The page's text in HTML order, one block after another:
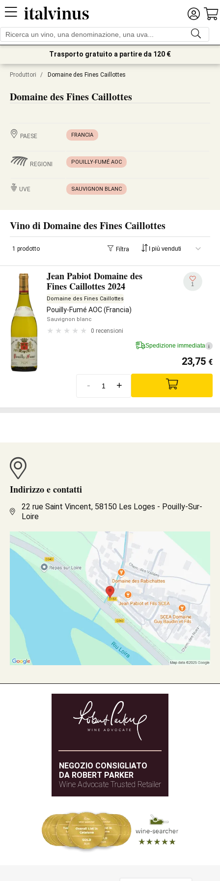
Trasporto gratuito a partire da 120 €
Produttori / Domaine des Fines Caillottes
Domaine des Fines Caillottes
PAESE FRANCIA
REGIONI POUILLY-FUMÉ AOC
UVE SAUVIGNON BLANC
Vino di Domaine des Fines Caillottes
1 prodotto Filtra
Jean Pabiot Domaine des
Fines Caillottes 2024
Domaine des Fines Caillottes
Pouilly-Fumé AOC (Francia)
Sauvignon blanc
0 recensioni
1
Spedizione immediata i
23,75 €
- +
Indirizzo e contatti
22 rue Saint Vincent, 58150 Les Loges - Pouilly-Sur-
Loire
NEGOZIO CONSIGLIATO
DA ROBERT PARKER
Wine Advocate Trusted Retailer